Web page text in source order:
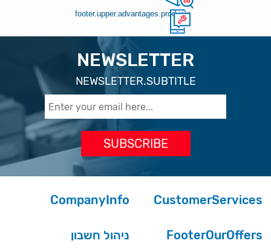
footer.upper.advantages.products
NEWSLETTER
NEWSLETTER.SUBTITLE
CompanyInfo CustomerServices
ניהול חשבון FooterOurOffers